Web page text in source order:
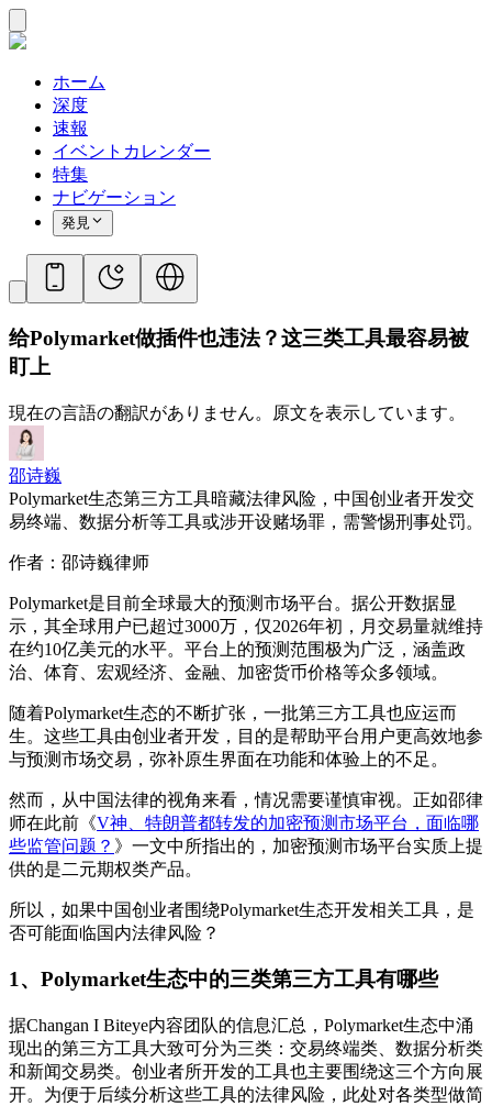
ホーム
深度
速報
イベントカレンダー
特集
ナビゲーション
発見
给Polymarket做插件也违法？这三类工具最容易被
盯上
現在の言語の翻訳がありません。原文を表示しています。
邵诗巍
Polymarket生态第三方工具暗藏法律风险，中国创业者开发交
易终端、数据分析等工具或涉开设赌场罪，需警惕刑事处罚。
作者：邵诗巍律师
Polymarket是目前全球最大的预测市场平台。据公开数据显
示，其全球用户已超过3000万，仅2026年初，月交易量就维持
在约10亿美元的水平。平台上的预测范围极为广泛，涵盖政
治、体育、宏观经济、金融、加密货币价格等众多领域。
随着Polymarket生态的不断扩张，一批第三方工具也应运而
生。这些工具由创业者开发，目的是帮助平台用户更高效地参
与预测市场交易，弥补原生界面在功能和体验上的不足。
然而，从中国法律的视角来看，情况需要谨慎审视。正如邵律
师在此前《V神、特朗普都转发的加密预测市场平台，面临哪
些监管问题 ？ 》一文中所指出的，加密预测市场平台实质上提
供的是二元期权类产品。
所以，如果中国创业者围绕Polymarket生态开发相关工具，是
否可能面临国内法律风险？
1、 Polymarket生态中的三类第三方工具有哪些
据Changan I Biteye内容团队的信息汇总，Polymarket生态中涌
现出的第三方工具大致可分为三类：交易终端类、数据分析类
和新闻交易类。创业者所开发的工具也主要围绕这三个方向展
开。为便于后续分析这些工具的法律风险，此处对各类型做简